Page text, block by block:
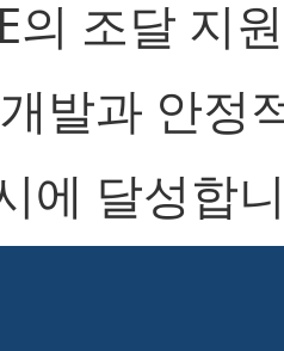
의 조달 지
발과 안정
에 달성합